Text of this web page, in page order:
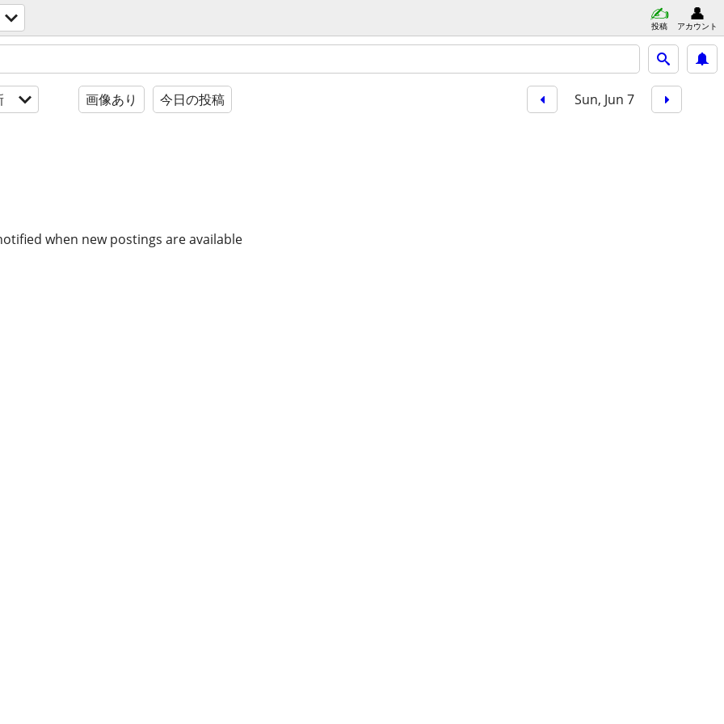
投稿 アカウント
画像あり 今日の投稿 Sun, Jun 7
when new postings are available